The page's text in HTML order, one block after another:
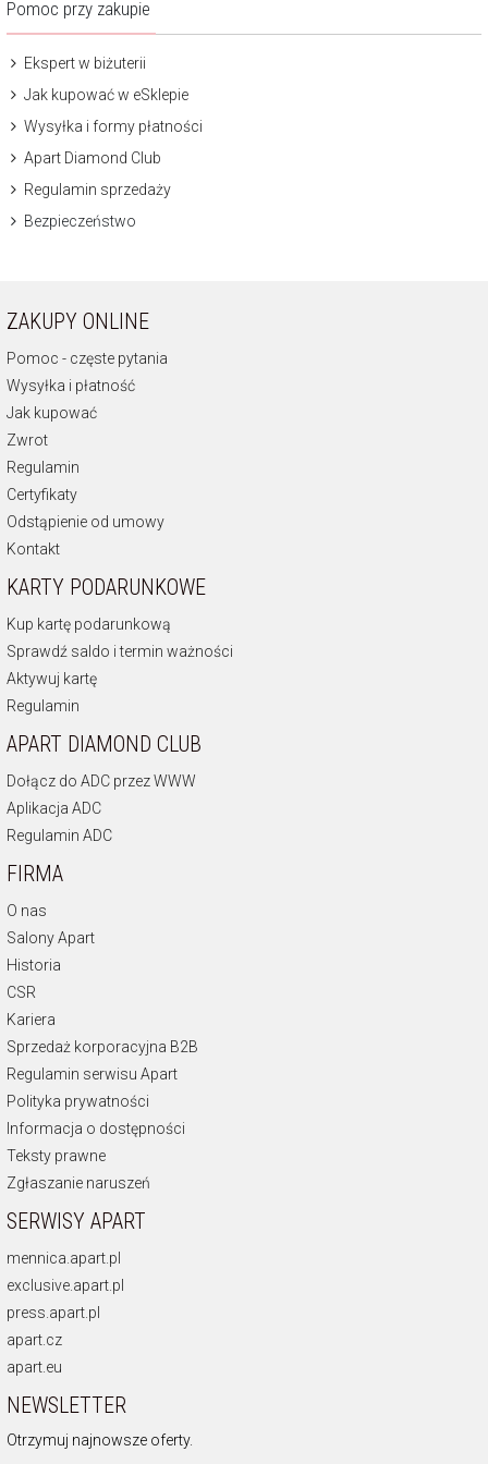
Pomoc przy zakupie
Ekspert w biżuterii
Jak kupować w eSklepie
Wysyłka i formy płatności
Apart Diamond Club
Regulamin sprzedaży
Bezpieczeństwo
ZAKUPY ONLINE
Pomoc - częste pytania
Wysyłka i płatność
Jak kupować
Zwrot
Regulamin
Certyfikaty
Odstąpienie od umowy
Kontakt
KARTY PODARUNKOWE
Kup kartę podarunkową
Sprawdź saldo i termin ważności
Aktywuj kartę
Regulamin
APART DIAMOND CLUB
Dołącz do ADC przez WWW
Aplikacja ADC
Regulamin ADC
FIRMA
O nas
Salony Apart
Historia
CSR
Kariera
Sprzedaż korporacyjna B2B
Regulamin serwisu Apart
Polityka prywatności
Informacja o dostępności
Teksty prawne
Zgłaszanie naruszeń
SERWISY APART
mennica.apart.pl
exclusive.apart.pl
press.apart.pl
apart.cz
apart.eu
NEWSLETTER
Otrzymuj najnowsze oferty.